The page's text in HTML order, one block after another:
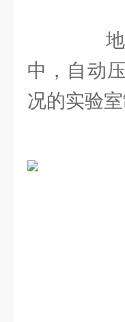
地球
中，自动
况的实验室